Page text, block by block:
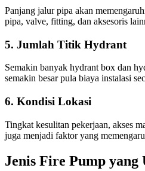
Panjang jalur pipa akan
pipa, valve, fitting, dan aksesoris
5. Jumlah Titik Hydrant
Semakin banyak hydrant box dan
semakin besar pula biaya instalasi
6. Kondisi Lokasi
Tingkat kesulitan pekerjaan, akses
juga menjadi faktor yang
Jenis Fire Pump yang